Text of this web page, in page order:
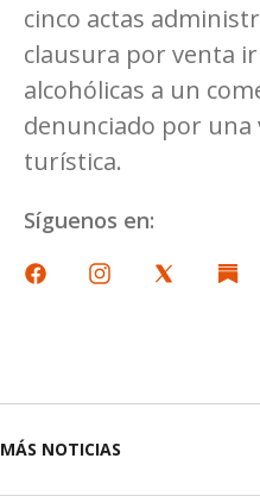
cinco actas
clausura por venta
alcohólicas a un
denunciado por una
turística.
Síguenos en:
MÁS NOTICIAS